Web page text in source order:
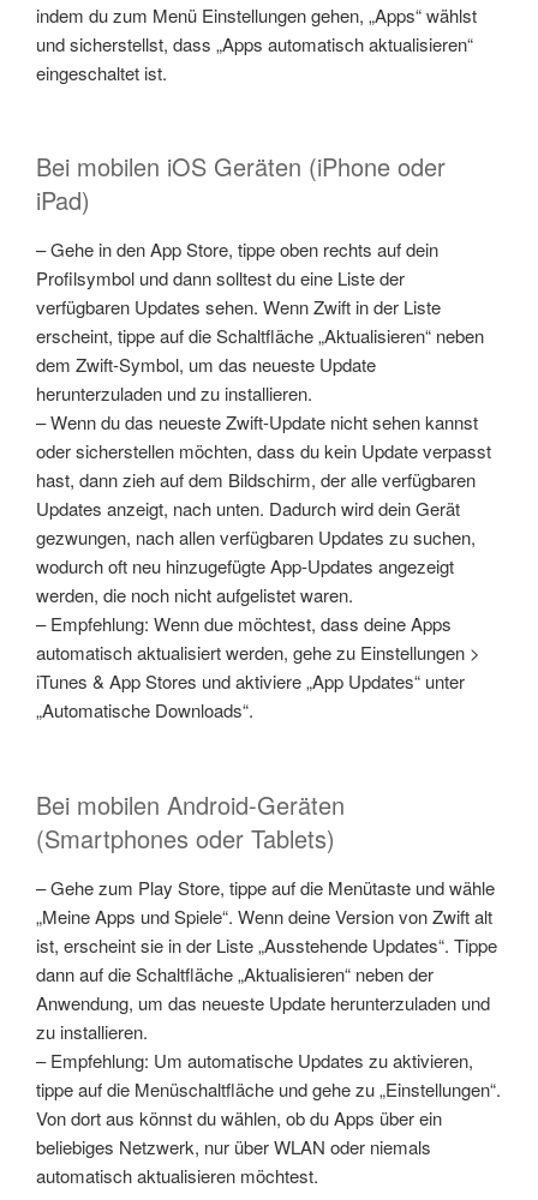
indem du zum Menü Einstellungen gehen, „Apps“ wählst
und sicherstellst, dass „Apps automatisch aktualisieren“
eingeschaltet ist.
Bei mobilen iOS Geräten (iPhone oder
iPad)
– Gehe in den App Store, tippe oben rechts auf dein
Profilsymbol und dann solltest du eine Liste der
verfügbaren Updates sehen. Wenn Zwift in der Liste
erscheint, tippe auf die Schaltfläche „Aktualisieren“ neben
dem Zwift-Symbol, um das neueste Update
herunterzuladen und zu installieren.
– Wenn du das neueste Zwift-Update nicht sehen kannst
oder sicherstellen möchten, dass du kein Update verpasst
hast, dann zieh auf dem Bildschirm, der alle verfügbaren
Updates anzeigt, nach unten. Dadurch wird dein Gerät
gezwungen, nach allen verfügbaren Updates zu suchen,
wodurch oft neu hinzugefügte App-Updates angezeigt
werden, die noch nicht aufgelistet waren.
– Empfehlung: Wenn due möchtest, dass deine Apps
automatisch aktualisiert werden, gehe zu Einstellungen >
iTunes & App Stores und aktiviere „App Updates“ unter
„Automatische Downloads“.
Bei mobilen Android-Geräten
(Smartphones oder Tablets)
– Gehe zum Play Store, tippe auf die Menütaste und wähle
„Meine Apps und Spiele“. Wenn deine Version von Zwift alt
ist, erscheint sie in der Liste „Ausstehende Updates“. Tippe
dann auf die Schaltfläche „Aktualisieren“ neben der
Anwendung, um das neueste Update herunterzuladen und
zu installieren.
– Empfehlung: Um automatische Updates zu aktivieren,
tippe auf die Menüschaltfläche und gehe zu „Einstellungen“.
Von dort aus könnst du wählen, ob du Apps über ein
beliebiges Netzwerk, nur über WLAN oder niemals
automatisch aktualisieren möchtest.